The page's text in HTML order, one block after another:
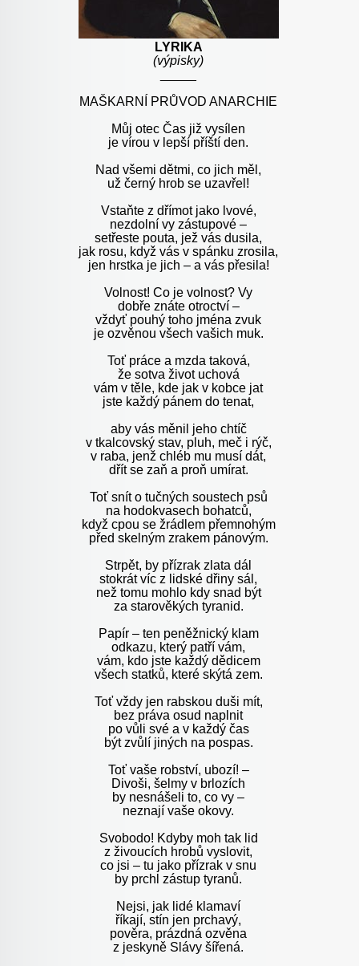
LYRIKA
(výpisky)
MAŠKARNÍ PRŮVOD ANARCHIE
Můj otec Čas již vysílen
je vírou v lepší příští den.
Nad všemi dětmi, co jich měl,
už černý hrob se uzavřel!
Vstaňte z dřímot jako lvové,
nezdolní vy zástupové –
setřeste pouta, jež vás dusila,
jak rosu, když vás v spánku zrosila,
jen hrstka je jich – a vás přesila!
Volnost! Co je volnost? Vy
dobře znáte otroctví –
vždyť pouhý toho jména zvuk
je ozvěnou všech vašich muk.
Toť práce a mzda taková,
že sotva život uchová
vám v těle, kde jak v kobce jat
jste každý pánem do tenat,
aby vás měnil jeho chtíč
v tkalcovský stav, pluh, meč i rýč,
v raba, jenž chléb mu musí dát,
dřít se zaň a proň umírat.
Toť snít o tučných soustech psů
na hodokvasech bohatců,
když cpou se žrádlem přemnohým
před skelným zrakem pánovým.
Strpět, by přízrak zlata dál
stokrát víc z lidské dřiny sál,
než tomu mohlo kdy snad být
za starověkých tyranid.
Papír – ten peněžnický klam
odkazu, který patří vám,
vám, kdo jste každý dědicem
všech statků, které skýtá zem.
Toť vždy jen rabskou duši mít,
bez práva osud naplnit
po vůli své a v každý čas
být zvůlí jiných na pospas.
Toť vaše robství, ubozí! –
Divoši, šelmy v brlozích
by nesnášeli to, co vy –
neznají vaše okovy.
Svobodo! Kdyby moh tak lid
z živoucích hrobů vyslovit,
co jsi – tu jako přízrak v snu
by prchl zástup tyranů.
Nejsi, jak lidé klamaví
říkají, stín jen prchavý,
pověra, prázdná ozvěna
z jeskyně Slávy šířená.